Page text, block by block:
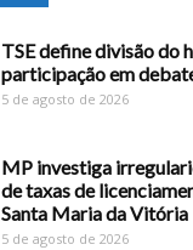
TSE define divisão do
participação em
5 de agosto de 2026
MP investiga
de taxas de
Santa Maria da Vitória
5 de agosto de 2026